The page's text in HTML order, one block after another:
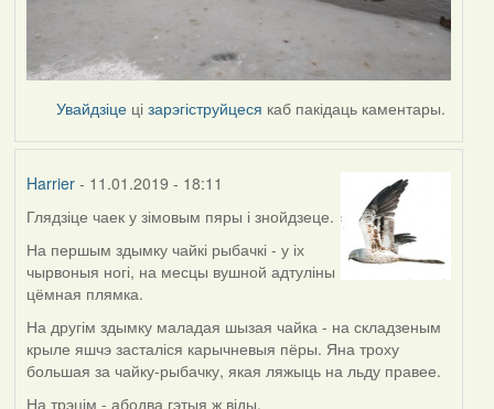
Увайдзіце цізарэгіструйцеся каб пакідаць каментары.
Harrier- 11.01.2019 - 18:11
In
reply
to
by
Глядзіце чаек у зімовым пяры і знойдзеце.
На першым здымку чайкі рыбачкі - у іх
чырвоныя ногі, на месцы вушной адтуліны
цёмная плямка.
На другім здымку маладая шызая чайка - на складзеным
крыле яшчэ засталіся карычневыя пёры. Яна троху
большая за чайку-рыбачку, якая ляжыць на льду правее.
На трэцім - абодва гэтыя ж віды.